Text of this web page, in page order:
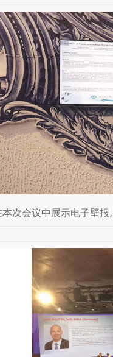
本次会议中展示电子壁报